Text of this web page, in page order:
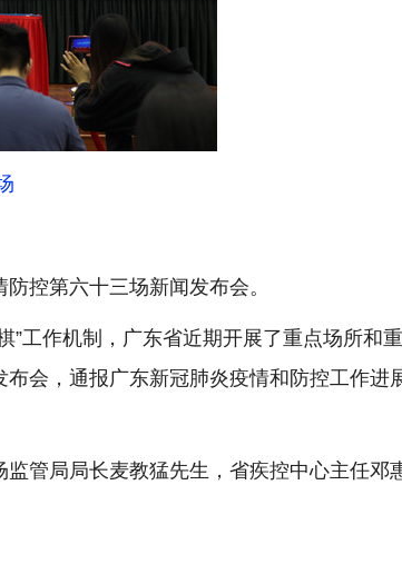
控第六十三场新闻发布会。
工作机制，广东省近期开展了重点场所和
会，通报广东新冠肺炎疫情和防控工作进
管局局长麦教猛先生，省疾控中心主任邓